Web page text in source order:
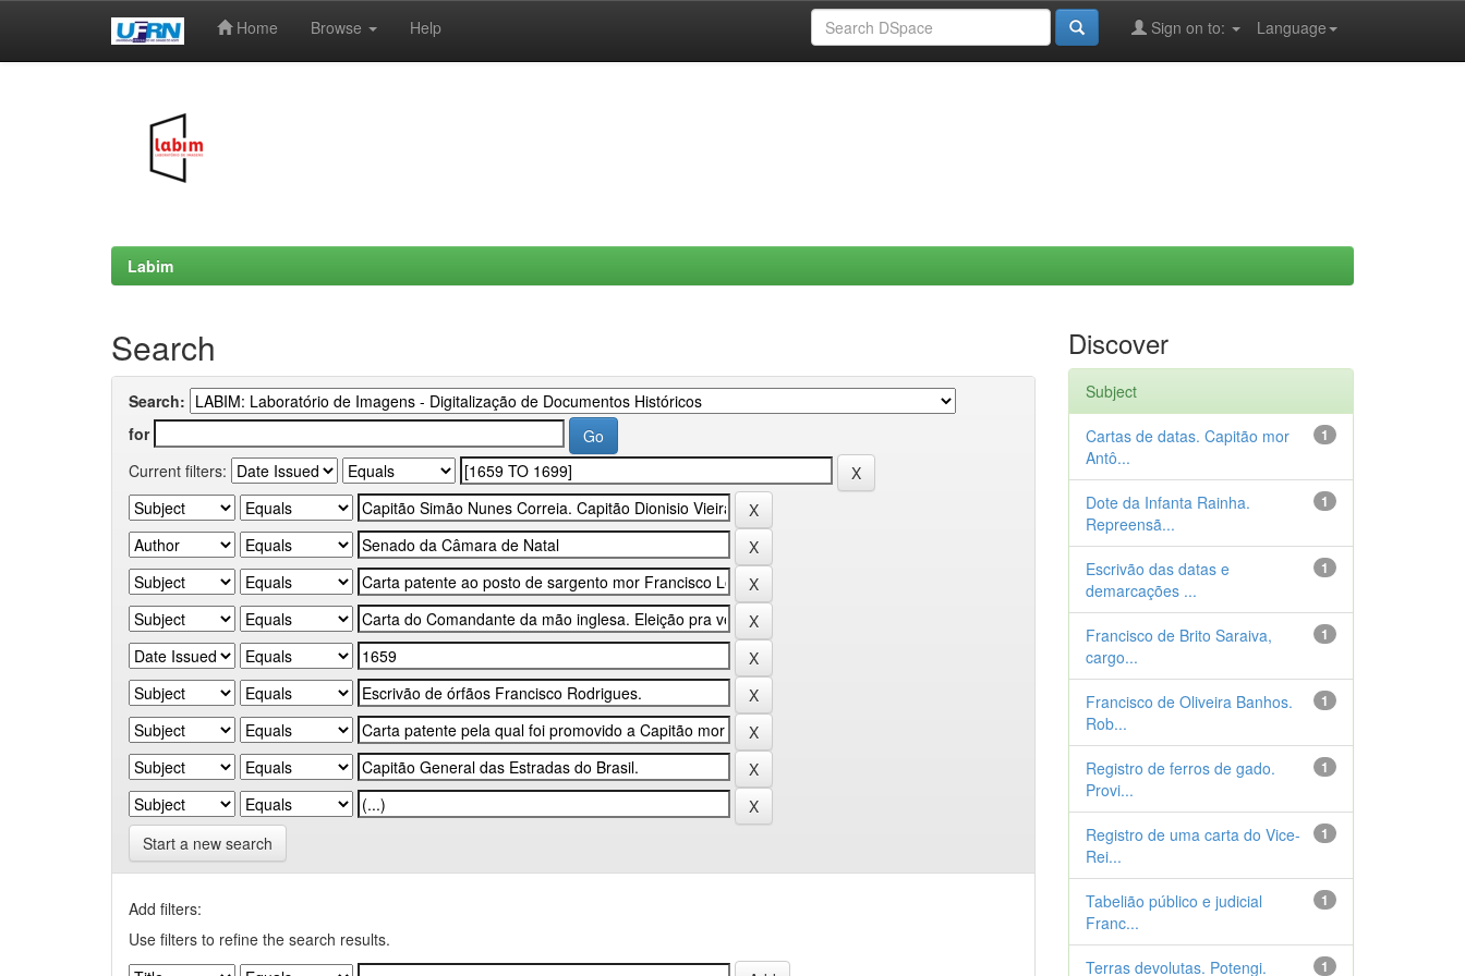
Home Browse Help Language
Sign on to:
Labim
Search
Search:
for
Current filters:
Start a new search
Add filters:
Use filters to refine the search results.
Discover
Subject
1
Cartas de datas. Capitão mor
Antô...
1
Dote da Infanta Rainha.
Repreensã...
1
Escrivão das datas e
demarcações ...
1
Francisco de Brito Saraiva,
cargo...
1
Francisco de Oliveira Banhos.
Rob...
1
Registro de ferros de gado.
Provi...
1
Registro de uma carta do Vice-
Rei...
1
Tabelião público e judicial
Franc...
1
Terras devolutas. Potengi.